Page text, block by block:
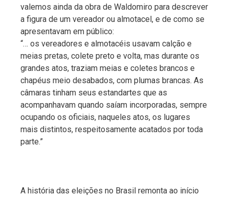
valemos ainda da obra de Waldomiro para descrever
a figura de um vereador ou almotacel, e de como se
apresentavam em público:
“… os vereadores e almotacéis usavam calção e
meias pretas, colete preto e volta, mas durante os
grandes atos, traziam meias e coletes brancos e
chapéus meio desabados, com plumas brancas. As
câmaras tinham seus estandartes que as
acompanhavam quando saíam incorporadas, sempre
ocupando os oficiais, naqueles atos, os lugares
mais distintos, respeitosamente acatados por toda
parte.”
A história das eleições no Brasil remonta ao início